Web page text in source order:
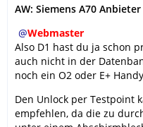
AW: Siemens A70
Webmaster
Also D1 hast du ja schon
auch nicht in der
noch ein O2 oder E+
Den Unlock per Testpoint
empfehlen, da die zu